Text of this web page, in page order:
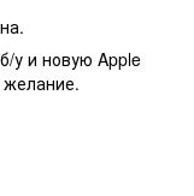
у и новую Apple